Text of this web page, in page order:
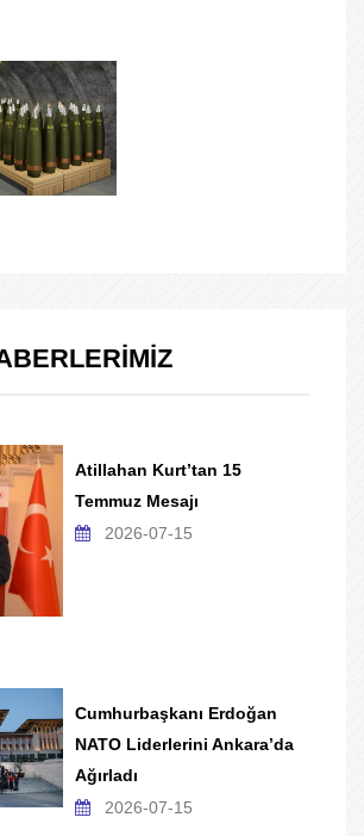
Atillahan Kurt’tan 15
Temmuz Mesajı
2026-07-15
Cumhurbaşkanı Erdoğan
NATO Liderlerini Ankara’da
Ağırladı
2026-07-15